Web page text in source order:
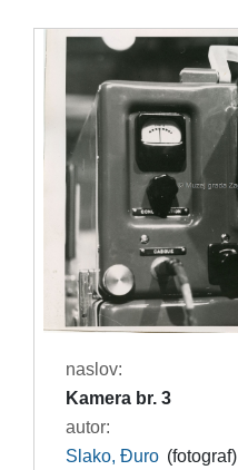
naslov:
Kamera br. 3
autor:
Slako, Đuro (fotograf)